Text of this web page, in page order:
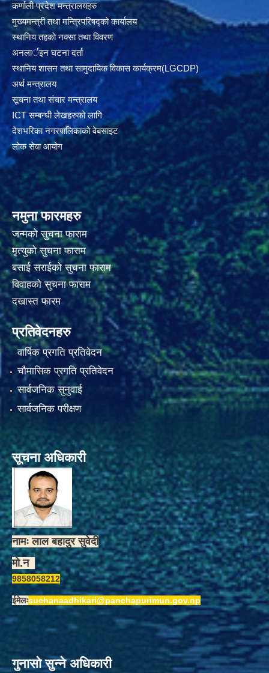
कर्णाली प्रदेश मन्त्रालयहरु
मुख्यमन्त्री तथा मन्त्रिपरिषद्को कार्यालय
स्थानिय तहकाे नक्सा तथा विवरण
अनलार्इन घटना दर्ता
स्थानिय शासन तथा सामुदायिक विकास कार्यक्रम(LGCDP)
अर्थ मन्त्रालय
सूचना तथा संचार मन्त्रालय
ICT सम्बन्धी लेखहरुको लागि
देशभरिका नगरपालिकाको वेबसाइट
लोक सेवा आयोग
नमुना फारमहरु
जन्मको सुचना फाराम
मृत्युको सुचना फाराम
बसाई सराईको सुचना फाराम
विवाहको सुचना फाराम
दखास्त फारम
प्रतिवेदनहरु
वार्षिक प्रगति प्रतिवेदन
चौमासिक प्रगति प्रतिवेदन
सार्वजनिक सुनुवाई
सार्वजनिक परीक्षण
सूचना अधिकारी
नामः लाल बहादुर सुवेदी
मो.न
9858058212
ईमेलःsuchanaadhikari@panchapurimun.gov.np
गुनासो सुन्ने अधिकारी